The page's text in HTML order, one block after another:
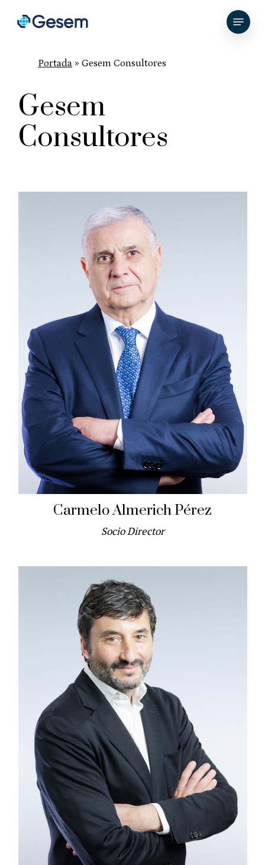
Menu
Portada » Gesem Consultores
Gesem
Consultores
Carmelo Almerich Pérez
Socio Director
Close